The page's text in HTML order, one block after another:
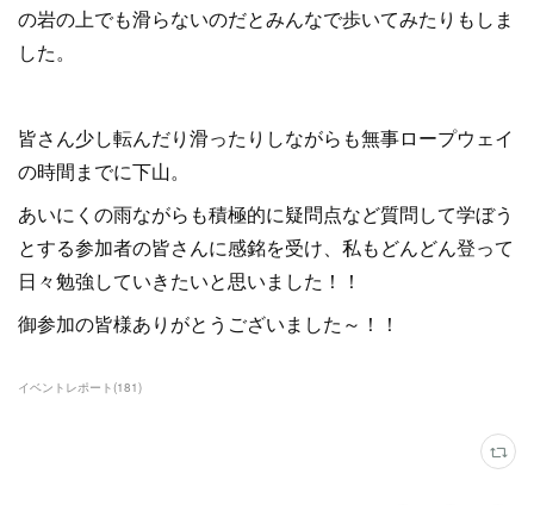
の岩の上でも滑らないのだとみんなで歩いてみたりもしま
した。
皆さん少し転んだり滑ったりしながらも無事ロープウェイ
の時間までに下山。
あいにくの雨ながらも積極的に疑問点など質問して学ぼう
とする参加者の皆さんに感銘を受け、私もどんどん登って
日々勉強していきたいと思いました！！
御参加の皆様ありがとうございました～！！
イベントレポート(181)